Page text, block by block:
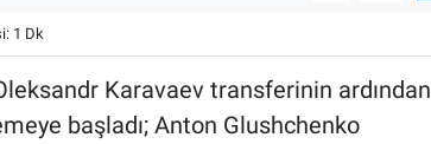
1 Dk
Karavaev transferinin ardından
başladı; Anton Glushchenko